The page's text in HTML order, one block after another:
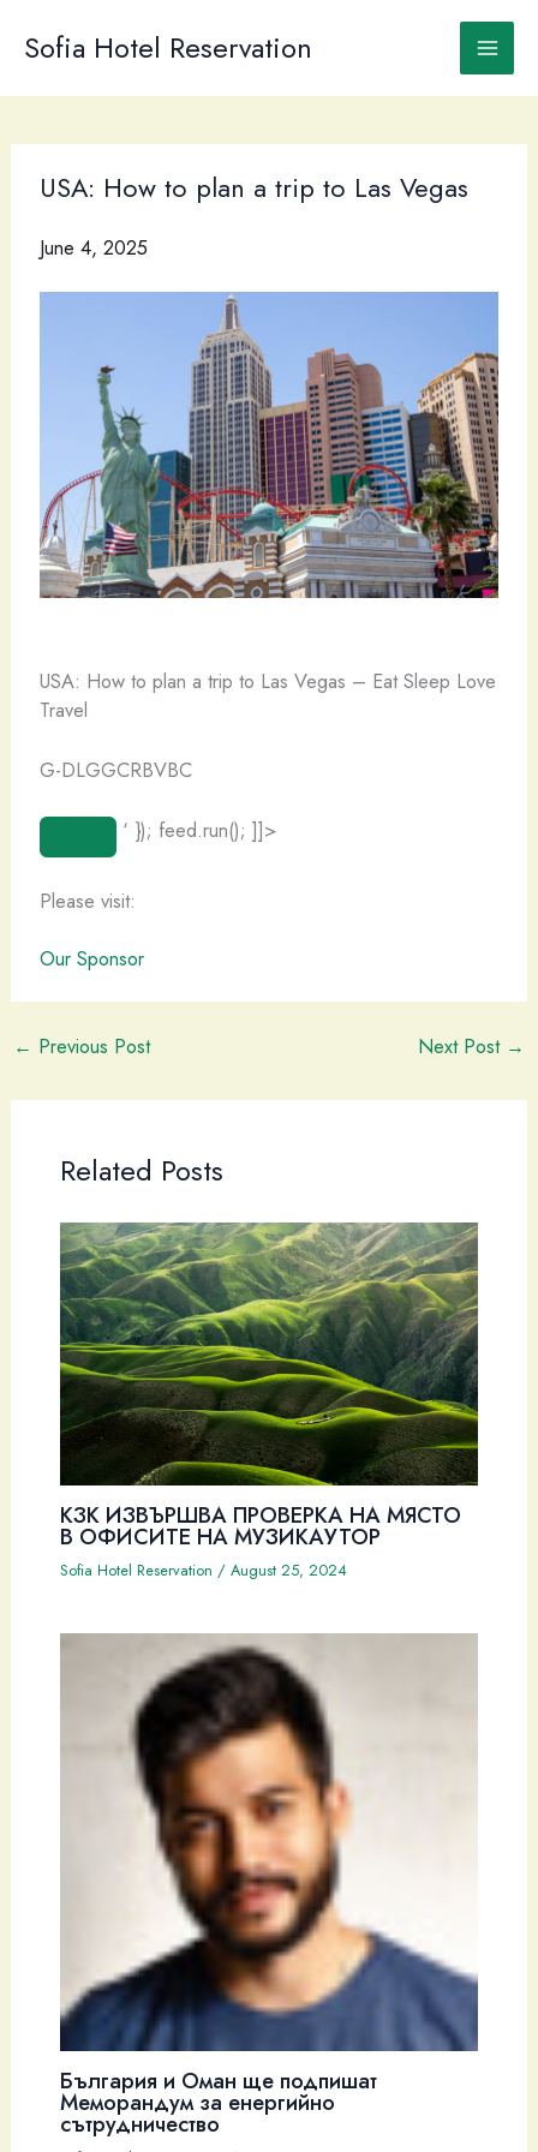
Sofia Hotel Reservation
USA: How to plan a trip to Las Vegas
June 4, 2025
USA: How to plan a trip to Las Vegas – Eat Sleep Love
Travel
G-DLGGCRBVBC
‘ }); feed.run(); ]]>
Please visit:
Our Sponsor
← Previous Post Next Post →
Related Posts
КЗК ИЗВЪРШВА ПРОВЕРКА НА МЯСТО
В ОФИСИТЕ НА МУЗИКАУТОР
Sofia Hotel Reservation / August 25, 2024
България и Оман ще подпишат
Меморандум за енергийно
сътрудничество